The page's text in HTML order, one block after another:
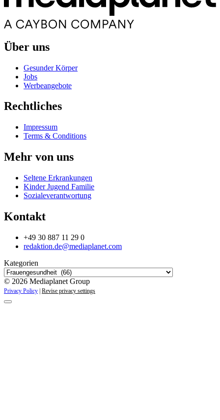
Über uns
Gesunder Körper
Jobs
Werbeangebote
Rechtliches
Impressum
Terms & Conditions
Mehr von uns
Seltene Erkrankungen
Kinder Jugend Familie
Sozialeverantwortung
Kontakt
+49 30 887 11 29 0
redaktion.de@mediaplanet.com
Kategorien
© 2026 Mediaplanet Group
Privacy Policy Revise privacy settings